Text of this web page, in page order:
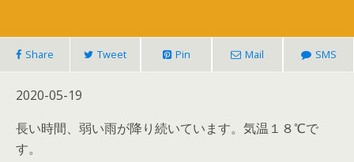
Share Tweet Pin Mail SMS
2020-05-19
長い時間、弱い雨が降り続いています。気温１８℃で
す。